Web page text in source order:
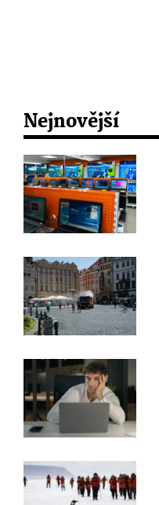
Nejnovější